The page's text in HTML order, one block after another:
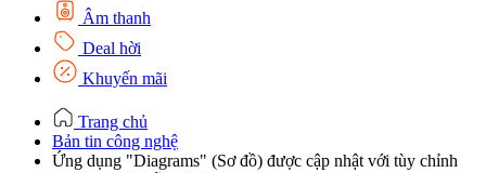
Âm thanh
Deal hời
Khuyến mãi
Trang chủ
Bản tin công nghệ
Ứng dụng "Diagrams" (Sơ đồ) được cập nhật với tùy chỉnh